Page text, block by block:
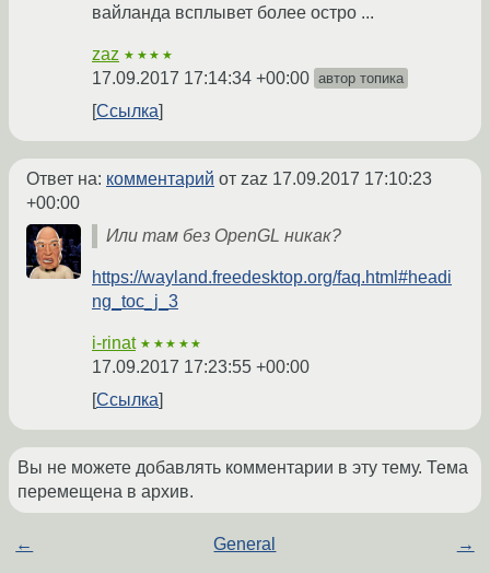
вайланда всплывет более остро ...
zaz ★★★★
17.09.2017 17:14:34 +00:00 автор топика
Ссылка
Ответ на: комментарий от zaz 17.09.2017 17:10:23
+00:00
Или там без OpenGL никак?
https://wayland.freedesktop.org/faq.html#headi
ng_toc_j_3
i-rinat ★★★★★
17.09.2017 17:23:55 +00:00
Ссылка
Вы не можете добавлять комментарии в эту тему. Тема
перемещена в архив.
← General →